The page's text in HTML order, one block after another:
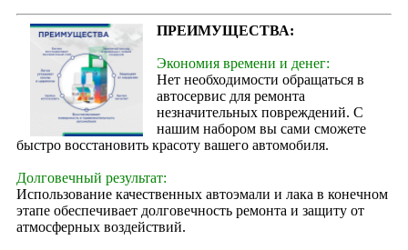
ПРЕИМУЩЕСТВА:
Экономия времени и денег:
Нет необходимости обращаться в
автосервис для ремонта
незначительных повреждений. С
нашим набором вы сами сможете
быстро восстановить красоту вашего автомобиля.
Долговечный результат:
Использование качественных автоэмали и лака в конечном
этапе обеспечивает долговечность ремонта и защиту от
атмосферных воздействий.